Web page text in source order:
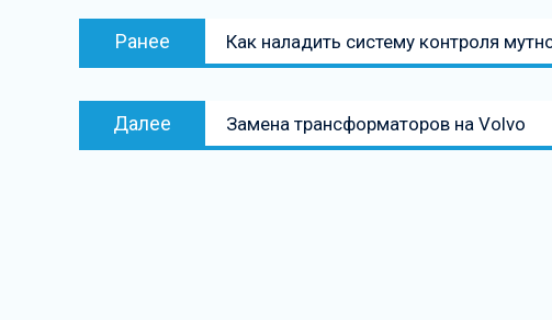
Навигация
Ранее
Предыдущая
Как наладить систему контроля
Далее
Следующая
Замена трансформаторов на Volvo